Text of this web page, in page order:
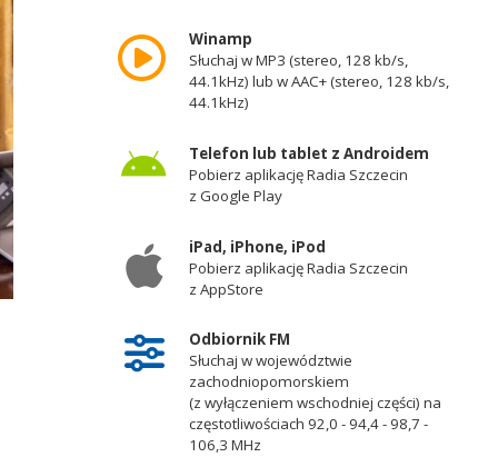
Winamp
Słuchaj w MP3 (stereo, 128 kb/s,
44.1kHz) lub w AAC+ (stereo, 128 kb/s,
44.1kHz)
Telefon lub tablet z Androidem
Pobierz aplikację Radia Szczecin
z Google Play
iPad, iPhone, iPod
Pobierz aplikację Radia Szczecin
z AppStore
Odbiornik FM
Słuchaj w województwie
zachodniopomorskiem
(z wyłączeniem wschodniej części) na
częstotliwościach 92,0 - 94,4 - 98,7 -
106,3 MHz